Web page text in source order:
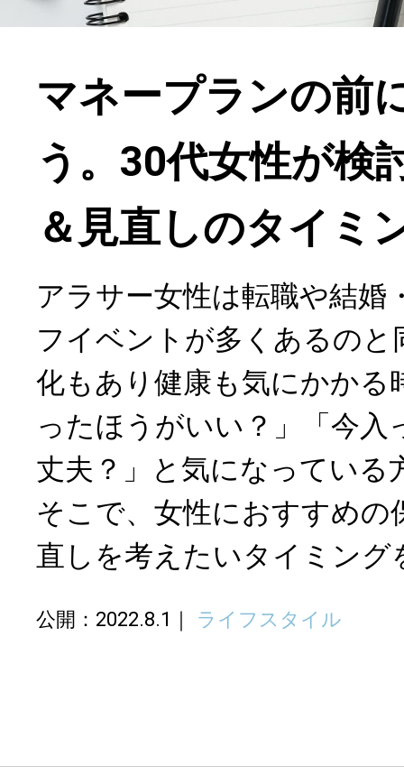
マネープランの前
う。30代女性が検
＆見直しのタイミ
アラサー女性は転職や結婚
フイベントが多くあるのと
化もあり健康も気にかかる
ったほうがいい？」「今入
丈夫？」と気になっている
そこで、女性におすすめの
直しを考えたいタイミング
公開：2022.8.1 ライフスタイル